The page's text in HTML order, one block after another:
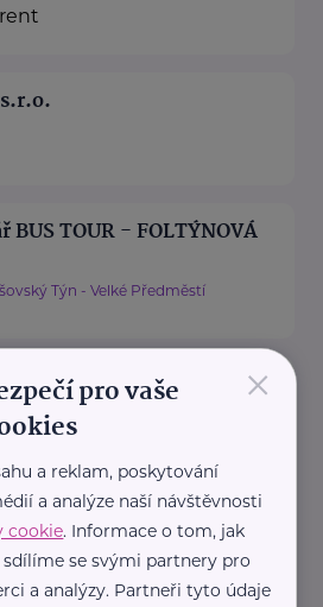
TOUR - FOLTÝNOVÁ
Týn - Velké Předměstí
KM s.r.o.
1 - Staré Město
vyhledávání
×
pro vaše
a reklam, poskytování
a analýze naší návštěvnosti
cookie. Informace o tom, jak
sdílíme se svými partnery pro
a analýzy. Partneři tyto údaje